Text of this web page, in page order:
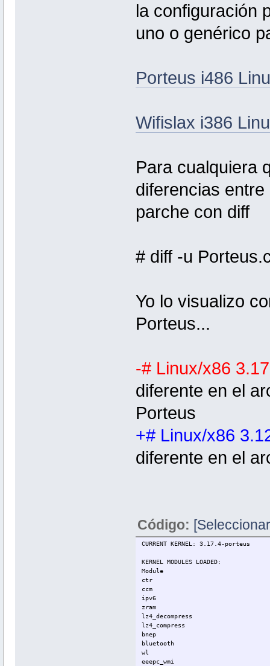
la configuración
uno o genérico
Porteus i486
Wifislax i386
Para cualquiera
diferencias
parche con diff
# diff -u
Yo lo visualizo
Porteus...
-# Linux/x86
diferente en el
Porteus
+# Linux/x86
diferente en el
Código:
CURRENT KERNEL: 3.17.4-porteus
KERNEL MODULES LOADED:
Module
ctr
ccm
ipv6
zram
lz4_decompress
lz4_compress
bnep
bluetooth
wl
eeepc_wmi